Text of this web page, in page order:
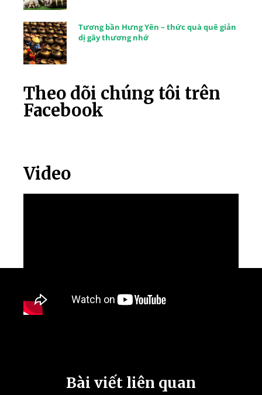
Tương bần Hưng Yên – thức quà quê giản
dị gây thương nhớ
Theo dõi chúng tôi trên
Facebook
Video
Bài viết liên quan